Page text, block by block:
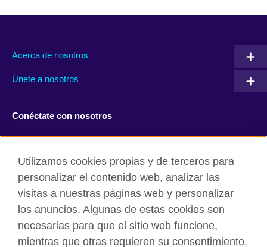
Acerca de nosotros
Únete a nosotros
Conéctate con nosotros
British Council global
Utilizamos cookies propias y de terceros para
personalizar el contenido web, analizar las
visitas a nuestras páginas web y personalizar
los anuncios. Algunas de estas cookies son
necesarias para que el sitio web funcione,
mientras que otras requieren su consentimiento.